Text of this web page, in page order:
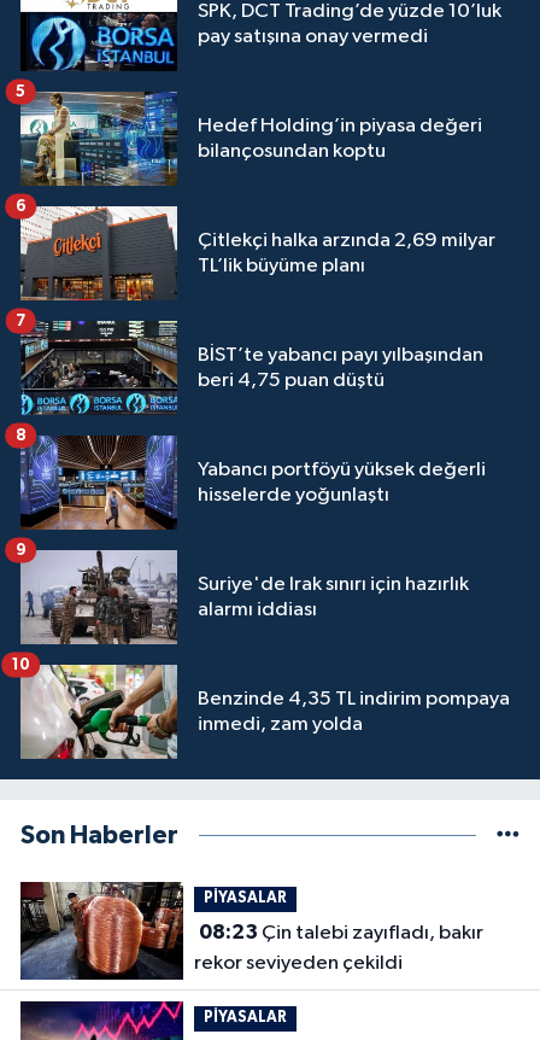
SPK, DCT Trading’de yüzde 10’luk
pay satışına onay vermedi
Hedef Holding’in piyasa değeri
bilançosundan koptu
5
Çitlekçi halka arzında 2,69 milyar
TL’lik büyüme planı
6
BİST’te yabancı payı yılbaşından
beri 4,75 puan düştü
7
Yabancı portföyü yüksek değerli
hisselerde yoğunlaştı
8
Suriye'de Irak sınırı için hazırlık
alarmı iddiası
9
Benzinde 4,35 TL indirim pompaya
inmedi, zam yolda
10
Son Haberler
PİYASALAR
08:23
rekor seviyeden çekildi
PİYASALAR